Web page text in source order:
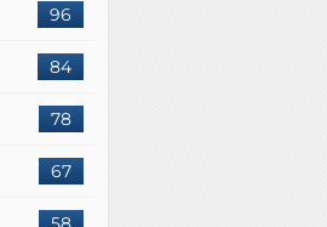
96
84
78
67